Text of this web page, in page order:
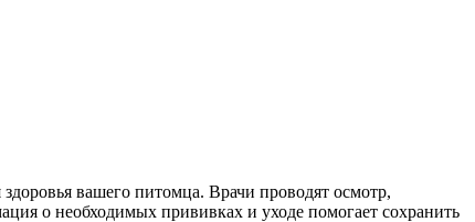
вашего питомца. Врачи проводят осмотр,
о необходимых прививках и уходе помогает сохранить